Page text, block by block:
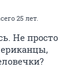
25 лет.
Не просто